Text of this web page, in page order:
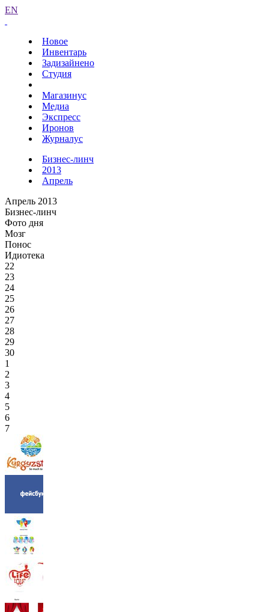
EN
Новое
Инвентарь
Задизайнено
Студия
Магазинус
Медиа
Экспресс
Иронов
Журналус
Бизнес-линч
2013
Апрель
Апрель 2013
Бизнес-линч
Фото дня
Мозг
Понос
Идиотека
22
23
24
25
26
27
28
29
30
1
2
3
4
5
6
7